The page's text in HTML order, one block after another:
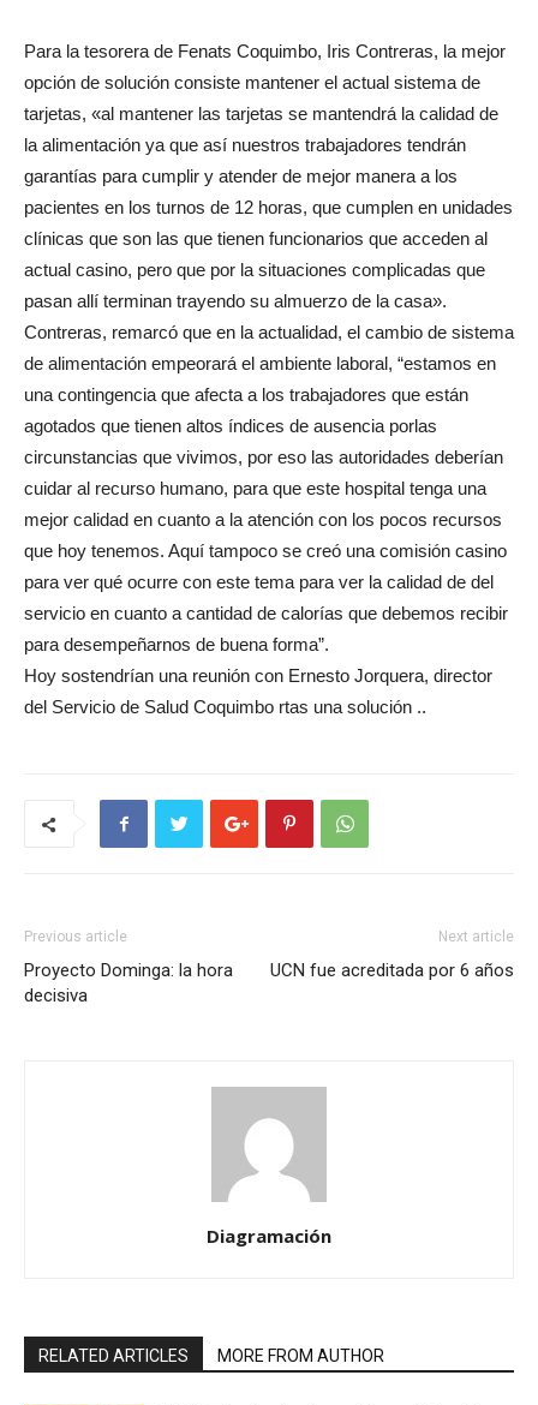
Para la tesorera de Fenats Coquimbo, Iris Contreras, la mejor
opción de solución consiste mantener el actual sistema de
tarjetas, «al mantener las tarjetas se mantendrá la calidad de
la alimentación ya que así nuestros trabajadores tendrán
garantías para cumplir y atender de mejor manera a los
pacientes en los turnos de 12 horas, que cumplen en unidades
clínicas que son las que tienen funcionarios que acceden al
actual casino, pero que por la situaciones complicadas que
pasan allí terminan trayendo su almuerzo de la casa».
Contreras, remarcó que en la actualidad, el cambio de sistema
de alimentación empeorará el ambiente laboral, “estamos en
una contingencia que afecta a los trabajadores que están
agotados que tienen altos índices de ausencia porlas
circunstancias que vivimos, por eso las autoridades deberían
cuidar al recurso humano, para que este hospital tenga una
mejor calidad en cuanto a la atención con los pocos recursos
que hoy tenemos. Aquí tampoco se creó una comisión casino
para ver qué ocurre con este tema para ver la calidad de del
servicio en cuanto a cantidad de calorías que debemos recibir
para desempeñarnos de buena forma”.
Hoy sostendrían una reunión con Ernesto Jorquera, director
del Servicio de Salud Coquimbo rtas una solución ..
Previous article
Proyecto Dominga: la hora
decisiva
Next article
UCN fue acreditada por 6 años
Diagramación
RELATED ARTICLES MORE FROM AUTHOR